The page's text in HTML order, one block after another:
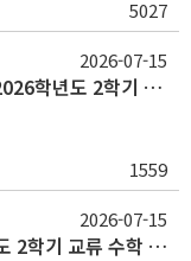
5027
[혁신융합대학사업 차세대반도체분야] 2026학년도 2학기 교류 수학 안내(중앙대, 대구대)
1559
2026-07-15
[에너지신산업 혁신융합대학]2026학년도 2학기 교류 수학 안내(고려대, 부산대, 한양대)
2026-07-15